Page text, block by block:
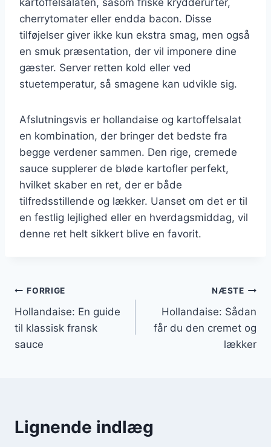
cherrytomater eller endda bacon. Disse
tilføjelser giver ikke kun ekstra smag, men også
en smuk præsentation, der vil imponere dine
gæster. Server retten kold eller ved
stuetemperatur, så smagene kan udvikle sig.
Afslutningsvis er hollandaise og kartoffelsalat
en kombination, der bringer det bedste fra
begge verdener sammen. Den rige, cremede
sauce supplerer de bløde kartofler perfekt,
hvilket skaber en ret, der er både
tilfredsstillende og lækker. Uanset om det er til
en festlig lejlighed eller en hverdagsmiddag, vil
denne ret helt sikkert blive en favorit.
Indlægsnavigation
FORRIGE
Hollandaise: En guide
til klassisk fransk
sauce
NÆSTE
Hollandaise: Sådan
får du den cremet og
lækker
Lignende indlæg